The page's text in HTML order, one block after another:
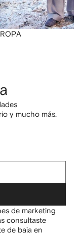
ROPA
y mucho más.
de marketing
consultaste
de baja en